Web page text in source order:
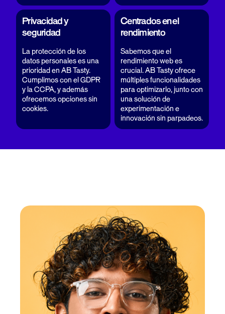
Privacidad y
seguridad
La protección de los
datos personales es una
prioridad en AB Tasty.
Cumplimos con el GDPR
y la CCPA, y además
ofrecemos opciones sin
cookies.
Centrados en el
rendimiento
Sabemos que el
rendimiento web es
crucial. AB Tasty ofrece
múltiples funcionalidades
para optimizarlo, junto con
una solución de
experimentación e
innovación sin parpadeos.